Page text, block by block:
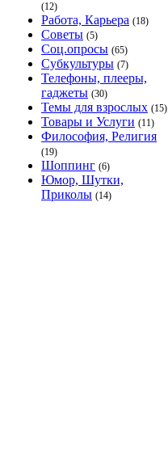
(12)
Работа, Карьера (18)
Советы (5)
Соц.опросы (65)
Субкультуры (7)
Телефоны, плееры,
гаджеты (30)
Темы для взрослых (15)
Товары и Услуги (11)
Философия, Религия
(19)
Шоппинг (6)
Юмор, Шутки,
Приколы (14)